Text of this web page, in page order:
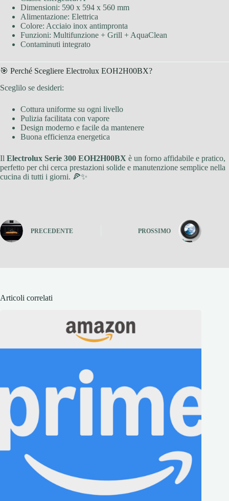
Dimensioni: 590 x 594 x 560 mm
Alimentazione: Elettrica
Colore: Acciaio inox antimpronta
Funzioni: Multifunzione + Grill + AquaClean
Contaminuti integrato
🎯 Perché Scegliere Electrolux EOH2H00BX?
Sceglilo se desideri:
Cottura uniforme su ogni livello
Pulizia facilitata con vapore
Design moderno e facile da mantenere
Buona efficienza energetica
Il Electrolux Serie 300 EOH2H00BX è un forno affidabile e pratico,
perfetto per chi cerca prestazioni solide e manutenzione semplice nella
cucina di tutti i giorni. 🍕✨
PRECEDENTE PROSSIMO
Articoli correlati